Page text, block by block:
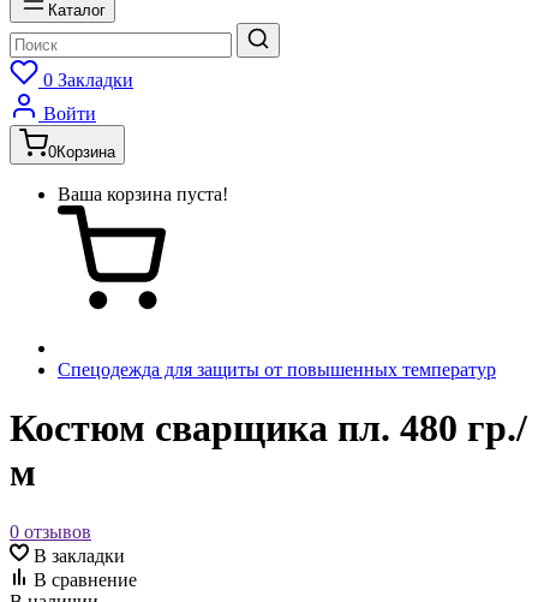
Каталог
0 Закладки
Войти
0Корзина
Ваша корзина пуста!
Спецодежда для защиты от повышенных температур
Костюм сварщика пл. 480 гр./
м
0 отзывов
В закладки
В сравнение